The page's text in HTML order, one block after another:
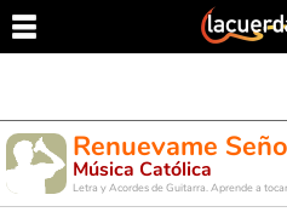
Renuevame
Música Católica
Letra y Acordes de Guitarra. Aprende a